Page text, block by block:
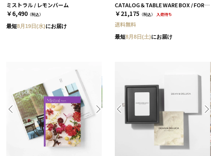
ミストラル / レモンバーム
￥6,490 （税込）
最短8月19日(水)にお届け
CATALOG＆TABLE WARE BOX / FORMAL / 全3種 蘭
￥21,175 （税込） 入荷待ち
送料無料
最短8月8日(土)にお届け